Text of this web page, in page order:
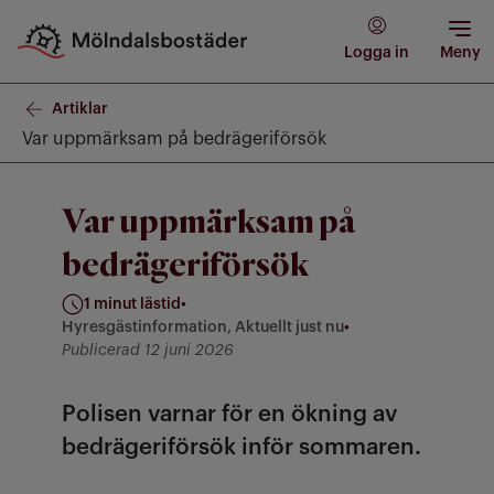
Logga in Meny
Artiklar
Var uppmärksam på bedrägeriförsök
Var uppmärksam på
bedrägeriförsök
1 minut lästid •
Hyresgästinformation, Aktuellt just nu•
Kategorier: Hyresgästinformation, Aktuellt just nu
Publicerad 12 juni 2026
Polisen varnar för en ökning av
bedrägeriförsök inför sommaren.